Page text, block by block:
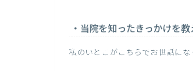
・当院を知ったきっかけを教
私のいとこがこちらでお世話に